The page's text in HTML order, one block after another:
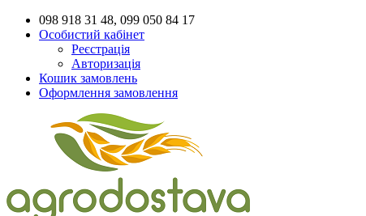
098 918 31 48, 099 050 84 17
Особистий кабінет
Реєстрація
Авторизація
Кошик замовлень
Оформлення замовлення